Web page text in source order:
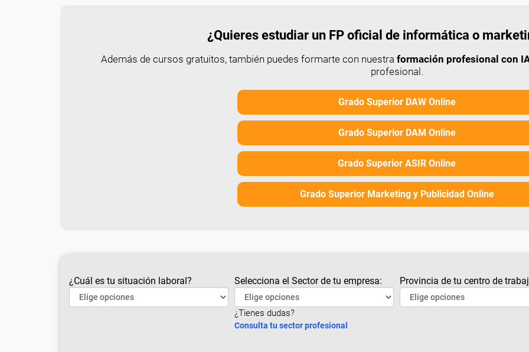
¿Quieres estudiar un FP oficial de informática o
Además de cursos gratuitos, también puedes formarte con nuestra formación profesional con
profesional.
Grado Superior DAW Online
Grado Superior DAM Online
Grado Superior ASIR Online
Grado Superior Marketing y Publicidad Online
¿Cuál es tu situación laboral? Selecciona el Sector de tu empresa:
¿Tienes dudas?
Consulta tu sector profesional
Provincia de tu centro de